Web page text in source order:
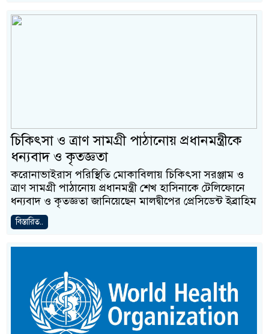
চিকিৎসা ও ত্রাণ সামগ্রী পাঠানোয় প্রধানমন্ত্রীকে
ধন্যবাদ ও কৃতজ্ঞতা
করোনাভাইরাস পরিস্থিতি মোকাবিলায় চিকিৎসা সরঞ্জাম ও
ত্রাণ সামগ্রী পাঠানোয় প্রধানমন্ত্রী শেখ হাসিনাকে টেলিফোনে
ধন্যবাদ ও কৃতজ্ঞতা জানিয়েছেন মালদ্বীপের প্রেসিডেন্ট ইব্রাহিম
বিস্তারিত..